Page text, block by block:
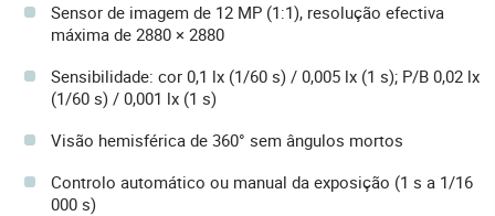
Sensor de imagem de 12 MP (1:1), resolução efectiva
máxima de 2880 × 2880
Sensibilidade: cor 0,1 lx (1/60 s) / 0,005 lx (1 s); P/B 0,02 lx
(1/60 s) / 0,001 lx (1 s)
Visão hemisférica de 360° sem ângulos mortos
Controlo automático ou manual da exposição (1 s a 1/16
000 s)